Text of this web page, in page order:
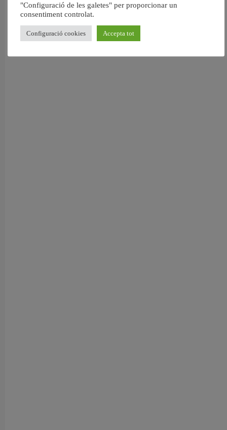
"Configuració de les galetes" per proporcionar un
consentiment controlat.
Configuració cookies Accepta tot